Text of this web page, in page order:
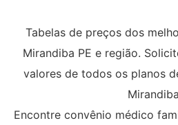
Tabelas de preços dos
Mirandiba PE e região.
valores de todos os planos
Encontre convênio médico